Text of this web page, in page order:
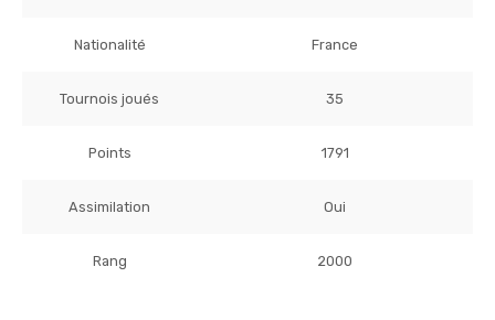
Nationalité France
Tournois joués 35
Points 1791
Assimilation Oui
Rang 2000